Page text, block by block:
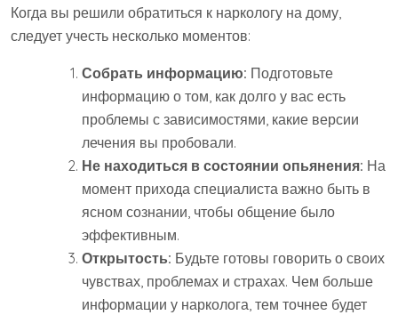
Когда вы решили обратиться к наркологу на дому,
следует учесть несколько моментов:
Собрать информацию: Подготовьте
информацию о том, как долго у вас есть
проблемы с зависимостями, какие версии
лечения вы пробовали.
Не находиться в состоянии опьянения: На
момент прихода специалиста важно быть в
ясном сознании, чтобы общение было
эффективным.
Открытость: Будьте готовы говорить о своих
чувствах, проблемах и страхах. Чем больше
информации у нарколога, тем точнее будет